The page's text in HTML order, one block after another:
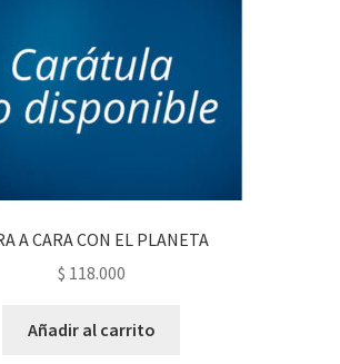
A CARA CON EL PLANETA
$ 118.000
Añadir al carrito